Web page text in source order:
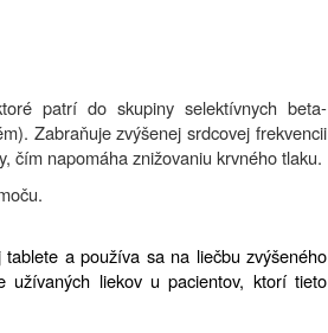
patrí do skupiny selektívnych beta-
Zabraňuje zvýšenej srdcovej frekvencii
čím napomáha znižovaniu krvného tlaku.
a používa sa na liečbu zvýšeného
užívaných liekov u pacientov, ktorí tieto